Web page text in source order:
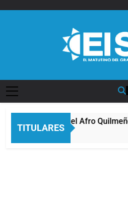
TITULARES
La noche del Afro
8 Horas Atrás